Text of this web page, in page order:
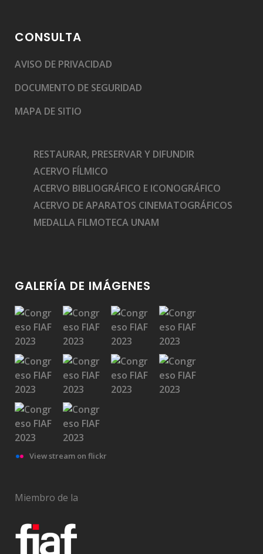
CONSULTA
AVISO DE PRIVACIDAD
DOCUMENTO DE SEGURIDAD
MAPA DE SITIO
RESTAURAR, PRESERVAR Y DIFUNDIR
ACERVO FÍLMICO
ACERVO BIBLIOGRÁFICO E ICONOGRÁFICO
ACERVO DE APARATOS CINEMATOGRÁFICOS
MEDALLA FILMOTECA UNAM
GALERÍA DE IMÁGENES
View stream on flickr
Miembro de la